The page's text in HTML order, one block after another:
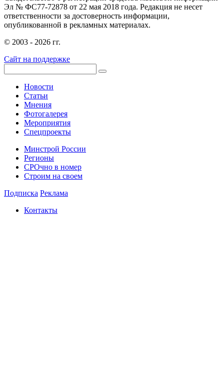
Эл № ФС77-72878 от 22 мая 2018 года. Редакция не несет
ответственности за достоверность информации,
опубликованной в рекламных материалах.
© 2003 - 2026 гг.
Сайт на поддержке
Новости
Статьи
Мнения
Фотогалерея
Мероприятия
Спецпроекты
Минстрой России
Регионы
СРОчно в номер
Строим на своем
Подписка Реклама
Контакты